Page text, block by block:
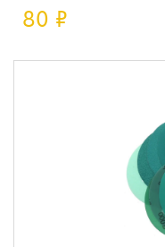
80 ₽